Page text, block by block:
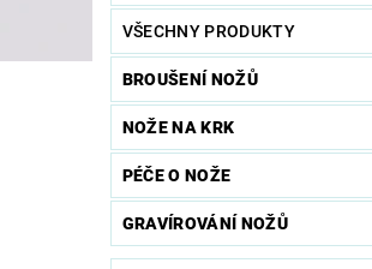
VŠECHNY PRODUKTY
BROUŠENÍ NOŽŮ
NOŽE NA KRK
PÉČE O NOŽE
GRAVÍROVÁNÍ NOŽŮ